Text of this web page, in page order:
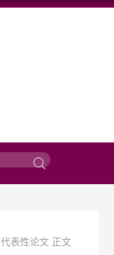
代表性论文 正文